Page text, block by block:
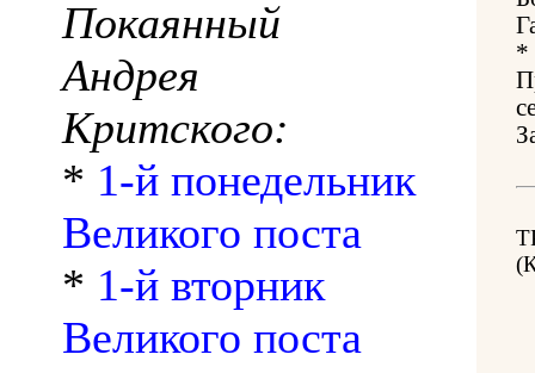
Покаянный
Андрея
Критского:
* 1-й понедельник
Великого поста
* 1-й вторник
Великого поста
*